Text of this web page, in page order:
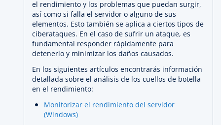
el rendimiento y los problemas que puedan surgir,
así como si falla el servidor o alguno de sus
elementos. Esto también se aplica a ciertos tipos de
ciberataques. En el caso de sufrir un ataque, es
fundamental responder rápidamente para
detenerlo y minimizar los daños causados.
En los siguientes artículos encontrarás información
detallada sobre el análisis de los cuellos de botella
en el rendimiento:
Monitorizar el rendimiento del servidor
(Windows)